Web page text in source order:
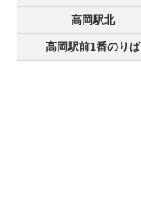
高岡駅北
高岡駅前1番のりば